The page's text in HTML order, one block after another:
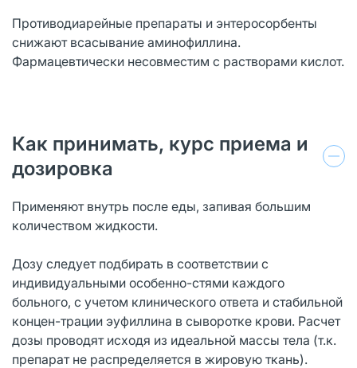
Противодиарейные препараты и энтеросорбенты
снижают всасывание аминофиллина.
Фармацевтически несовместим с растворами кислот.
Как принимать, курс приема и
дозировка
Применяют внутрь после еды, запивая большим
количеством жидкости.
Дозу следует подбирать в соответствии с
индивидуальными особенно-стями каждого
больного, с учетом клинического ответа и стабильной
концен-трации эуфиллина в сыворотке крови. Расчет
дозы проводят исходя из идеальной массы тела (т.к.
препарат не распределяется в жировую ткань).